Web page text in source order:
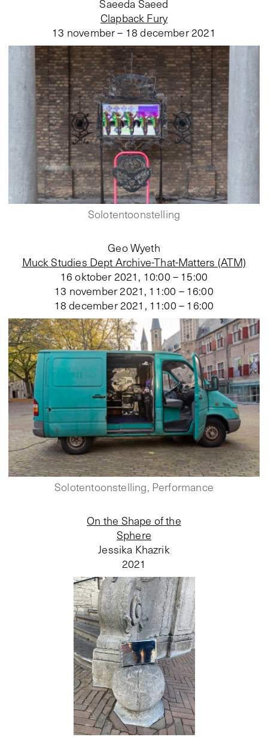
Clapback Fury
Saeeda Saeed
13 november – 18 december 2021
Solotentoonstelling
Muck Studies Dept Archive-That-Matters (ATM)
Geo Wyeth
16 oktober 2021, 10:00 – 15:00
13 november 2021, 11:00 – 16:00
18 december 2021, 11:00 – 16:00
Solotentoonstelling, Performance
On the Shape of the
Sphere
Jessika Khazrik
2021